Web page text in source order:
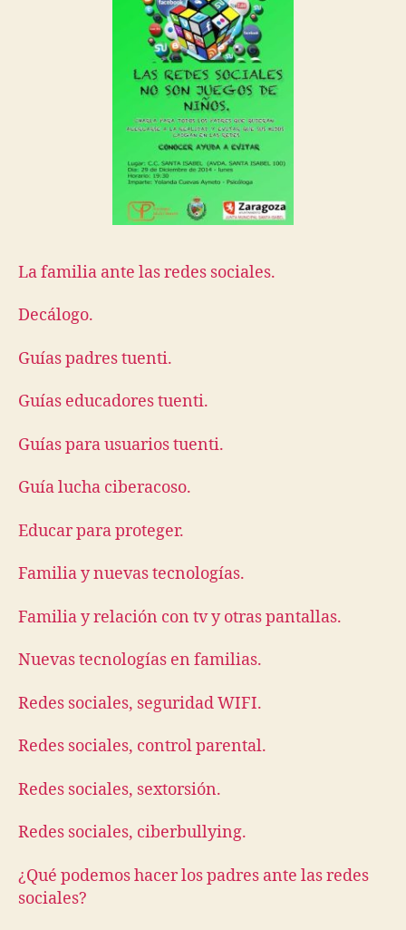
La familia ante las redes sociales.
Decálogo.
Guías padres tuenti.
Guías educadores tuenti.
Guías para usuarios tuenti.
Guía lucha ciberacoso.
Educar para proteger.
Familia y nuevas tecnologías.
Familia y relación con tv y otras pantallas.
Nuevas tecnologías en familias.
Redes sociales, seguridad WIFI.
Redes sociales, control parental.
Redes sociales, sextorsión.
Redes sociales, ciberbullying.
¿Qué podemos hacer los padres ante las redes
sociales?